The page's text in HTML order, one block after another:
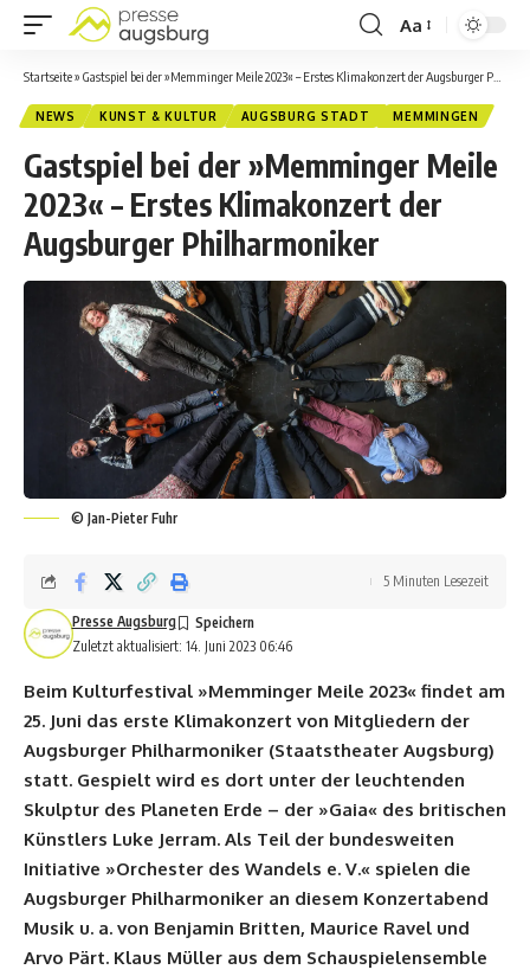
Aa
Startseite» Gastspiel bei der »Memminger Meile 2023« – Erstes Klimakonzert der Augsburger Philharmoniker
NEWS KUNST & KULTUR AUGSBURG STADT MEMMINGEN
Gastspiel bei der »Memminger Meile
2023« – Erstes Klimakonzert der
Augsburger Philharmoniker
© Jan-Pieter Fuhr
Zuletzt aktualisiert: 14. Juni 2023 06:46
Presse Augsburg
5 Minuten Lesezeit
Beim Kulturfestival »Memminger Meile 2023« findet am
25. Juni das erste Klimakonzert von Mitgliedern der
Augsburger Philharmoniker (Staatstheater Augsburg)
statt. Gespielt wird es dort unter der leuchtenden
Skulptur des Planeten Erde – der »Gaia« des britischen
Künstlers Luke Jerram. Als Teil der bundesweiten
Initiative »Orchester des Wandels e. V.« spielen die
Augsburger Philharmoniker an diesem Konzertabend
Musik u. a. von Benjamin Britten, Maurice Ravel und
Arvo Pärt. Klaus Müller aus dem Schauspielensemble